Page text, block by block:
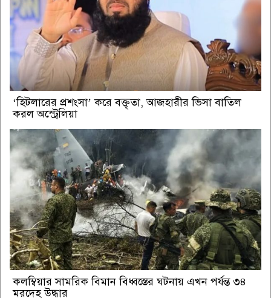
‘হিটলারের প্রশংসা’ করে বক্তৃতা, আজহারীর ভিসা বাতিল
করল অস্ট্রেলিয়া
কলম্বিয়ার সামরিক বিমান বিধ্বস্তের ঘটনায় এখন পর্যন্ত ৩৪
মরদেহ উদ্ধার